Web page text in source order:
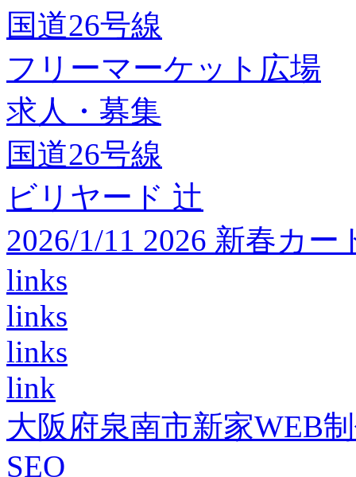
国道26号線
フリーマーケット広場
求人・募集
国道26号線
ビリヤード 辻
2026/1/11 2026 新春カ
links
links
links
link
大阪府泉南市新家WEB
SEO